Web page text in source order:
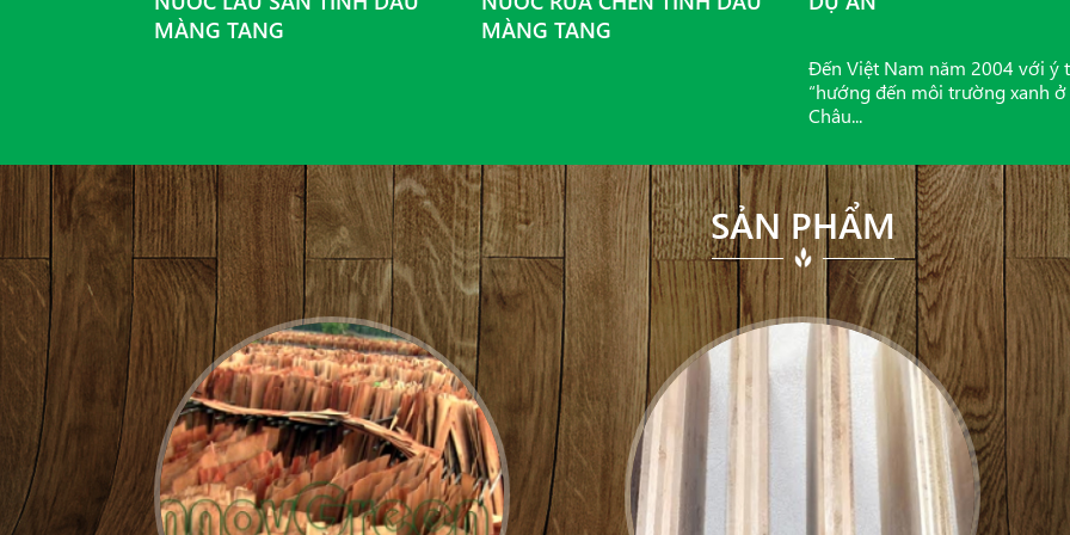
MÀNG TANG
MÀNG TANG
Đến Việt Nam năm 2004 với ý
“hướng đến môi trường xanh ở
Châu...
SẢN PHẨM